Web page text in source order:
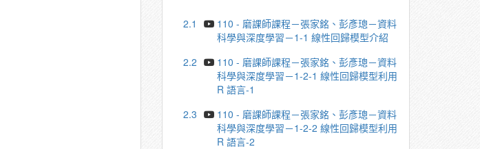
2.1
110 - 磨課師課程－張家銘、彭彥璁－資料
科學與深度學習－1-1 線性回歸模型介紹
2.2
110 - 磨課師課程－張家銘、彭彥璁－資料
科學與深度學習－1-2-1 線性回歸模型利用
R 語言-1
2.3
110 - 磨課師課程－張家銘、彭彥璁－資料
科學與深度學習－1-2-2 線性回歸模型利用
R 語言-2